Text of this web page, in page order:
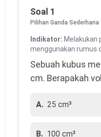
Soal 1
Pilihan Ganda Sederhana
Indikator: Melakukan
menggunakan rumus
Sebuah kubus
cm. Berapakah
A. 25 cm³
B. 100 cm³